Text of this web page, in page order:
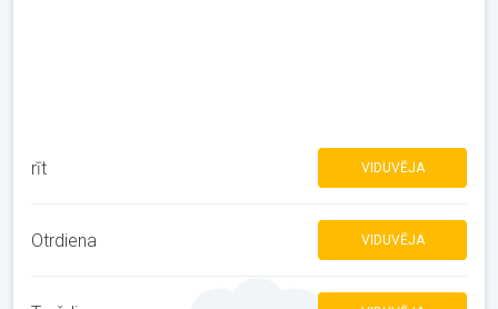
rīt VIDUVĒJA
Otrdiena VIDUVĒJA